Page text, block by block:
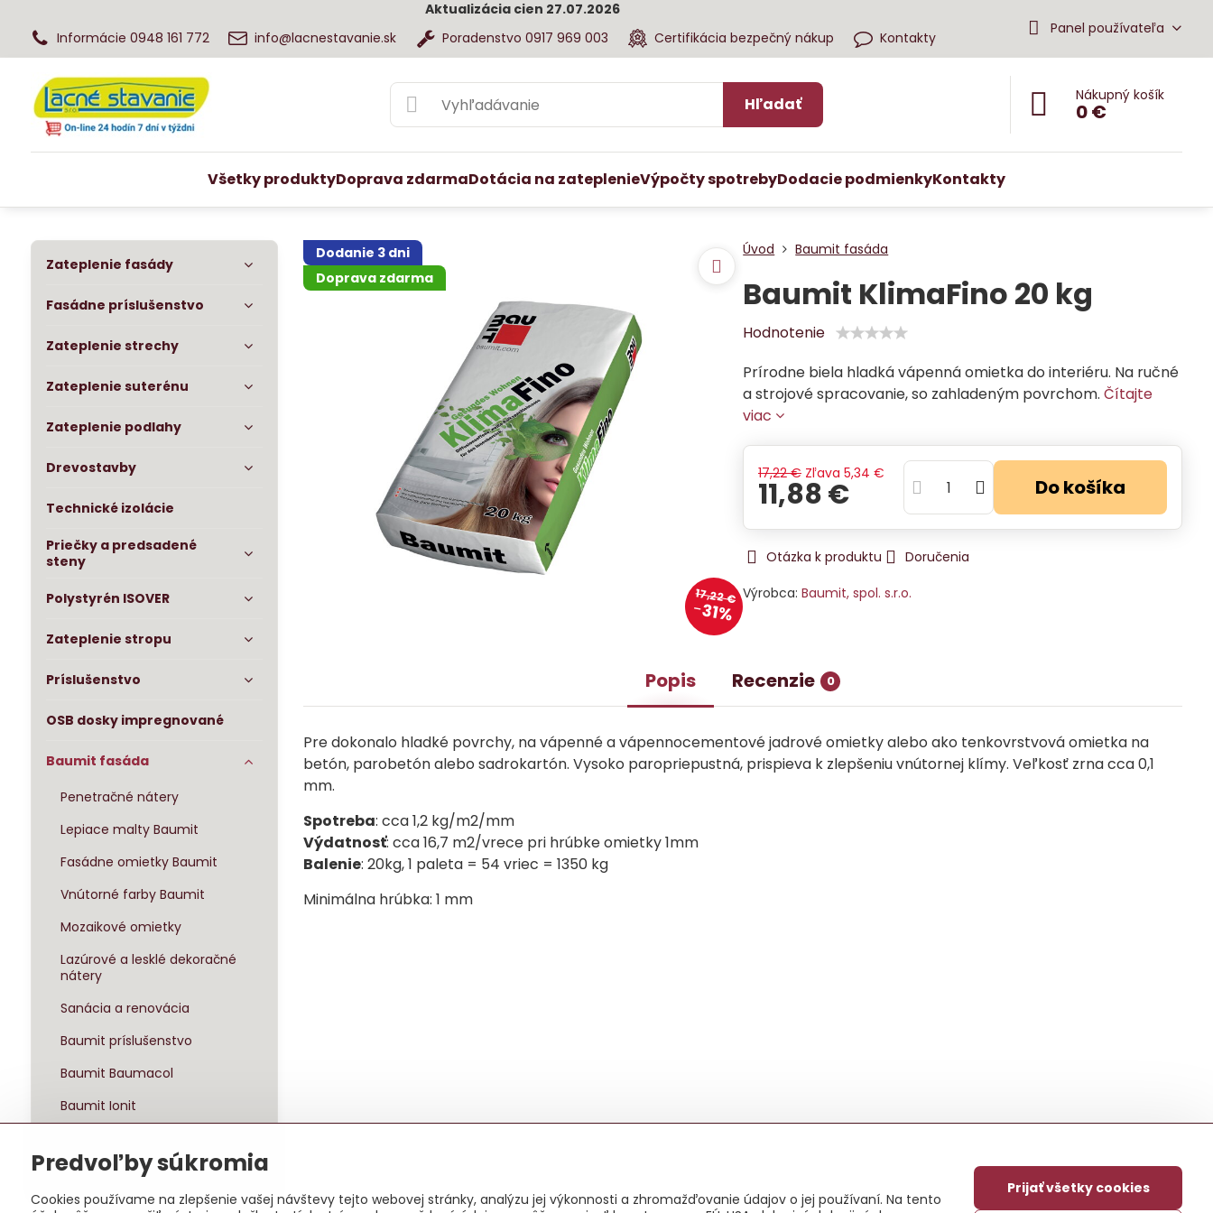
Aktualizácia cien 27.07.2026
Informácie 0948 161 772
info@lacnestavanie.sk Poradenstvo 0917 969 003 Certifikácia bezpečný nákup Kontakty
Panel používateľa
Hľadať Nákupný košík
0 €
Všetky produktyDoprava zdarmaDotácia na zateplenieVýpočty spotrebyDodacie podmienkyKontakty
Dodanie 3 dni
Doprava zdarma
17,22 €
31%
Úvod Baumit fasáda
Baumit KlimaFino 20 kg
Hodnotenie
Prírodne biela hladká vápenná omietka do interiéru. Na ručné
a strojové spracovanie, so zahladeným povrchom.Čítajte
viac
17,22 € Zľava 5,34 €
11,88 € Do košíka
Otázka k produktu
Doručenia
Výrobca:Baumit, spol. s.r.o.
Popis Recenzie 0
Pre dokonalo hladké povrchy, na vápenné a vápennocementové jadrové omietky alebo ako tenkovrstvová omietka na
betón, parobetón alebo sadrokartón. Vysoko paropriepustná, prispieva k zlepšeniu vnútornej klímy. Veľkosť zrna cca 0,1
mm.
Spotreba: cca 1,2 kg/m2/mm
Výdatnosť: cca 16,7 m2/vrece pri hrúbke omietky 1mm
Balenie: 20kg, 1 paleta = 54 vriec = 1350 kg
Minimálna hrúbka: 1 mm
Zateplenie fasády
Fasádne príslušenstvo
Zateplenie strechy
Zateplenie suterénu
Zateplenie podlahy
Drevostavby
Technické izolácie
Priečky a predsadené
steny
Polystyrén ISOVER
Zateplenie stropu
Príslušenstvo
OSB dosky impregnované
Baumit fasáda
Penetračné nátery
Lepiace malty Baumit
Fasádne omietky Baumit
Vnútorné farby Baumit
Mozaikové omietky
Lazúrové a lesklé dekoračné
nátery
Sanácia a renovácia
Baumit príslušenstvo
Baumit Baumacol
Baumit Ionit
Sady zateplenia
Predvoľby súkromia
Cookies používame na zlepšenie vašej návštevy tejto webovej stránky, analýzu jej výkonnosti a zhromažďovanie údajov o jej používaní. Na tento
Prijať všetky cookies